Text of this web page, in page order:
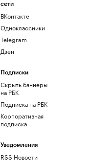
сети
ВКонтакте
Одноклассники
Telegram
Дзен
Подписки
Скрыть баннеры
на РБК
Подписка на РБК
Корпоративная
подписка
Уведомления
RSS Новости